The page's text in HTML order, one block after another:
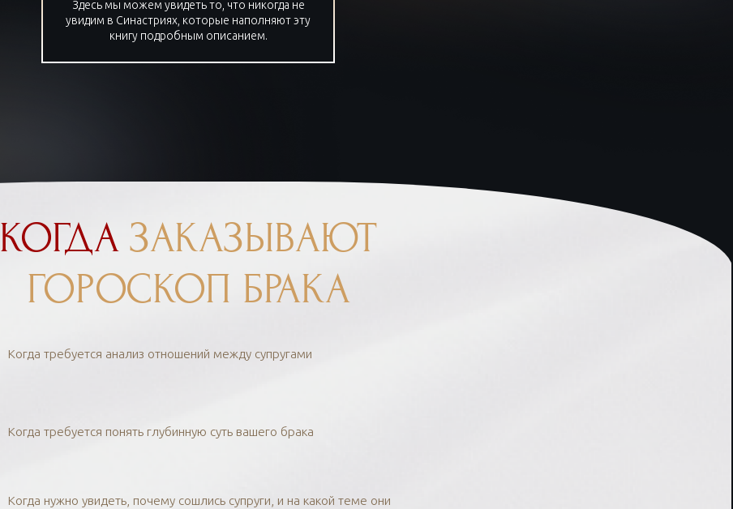
Здесь мы можем увидеть то, что никогда не
увидим в Синастриях, которые наполняют эту
книгу подробным описанием.
КОГДАЗАКАЗЫВАЮТ
ГОРОСКОП БРАКА
Когда требуется анализ отношений между супругами
Когда требуется понять глубинную суть вашего брака
Когда нужно увидеть, почему сошлись супруги, и на какой теме они